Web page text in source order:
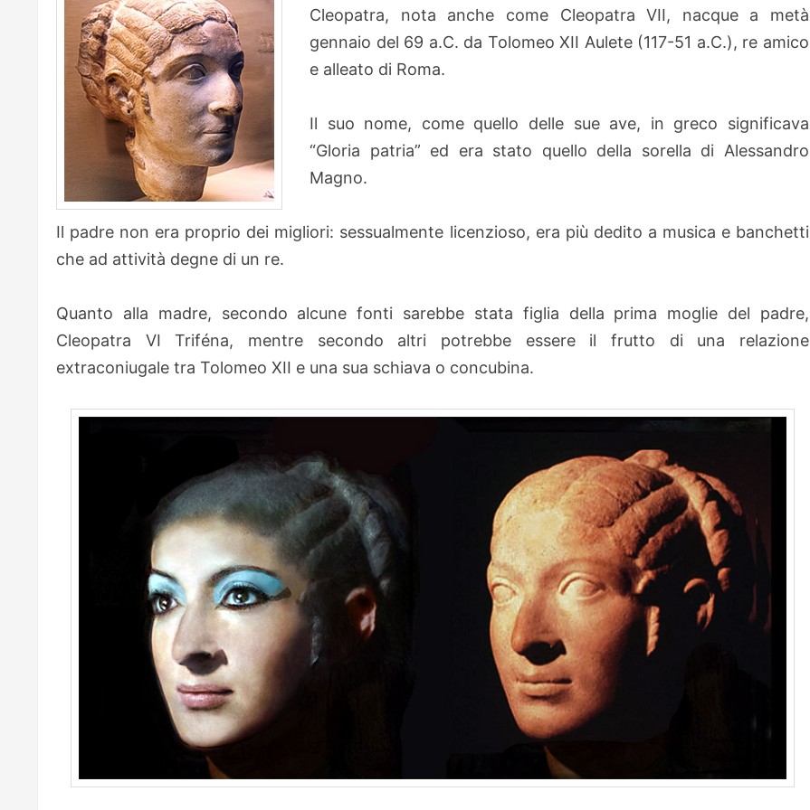
Cleopatra, nota anche come Cleopatra VII, nacque a metà
gennaio del 69 a.C. da Tolomeo XII Aulete (117-51 a.C.), re amico
e alleato di Roma.
Il suo nome, come quello delle sue ave, in greco significava
“Gloria patria” ed era stato quello della sorella di Alessandro
Magno.
Il padre non era proprio dei migliori: sessualmente licenzioso, era più dedito a musica e banchetti
che ad attività degne di un re.
Quanto alla madre, secondo alcune fonti sarebbe stata figlia della prima moglie del padre,
Cleopatra VI Triféna, mentre secondo altri potrebbe essere il frutto di una relazione
extraconiugale tra Tolomeo XII e una sua schiava o concubina.